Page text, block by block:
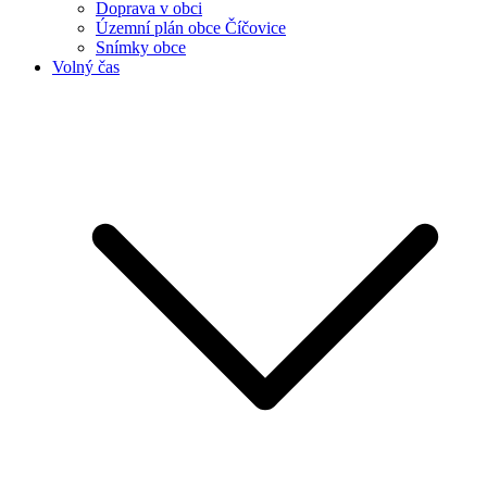
Doprava v obci
Územní plán obce Číčovice
Snímky obce
Volný čas